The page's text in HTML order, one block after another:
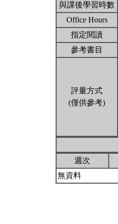
與課後學習時數
Office Hours
指定閱讀
參考書目
評量方式
(僅供參考)
週次
無資料